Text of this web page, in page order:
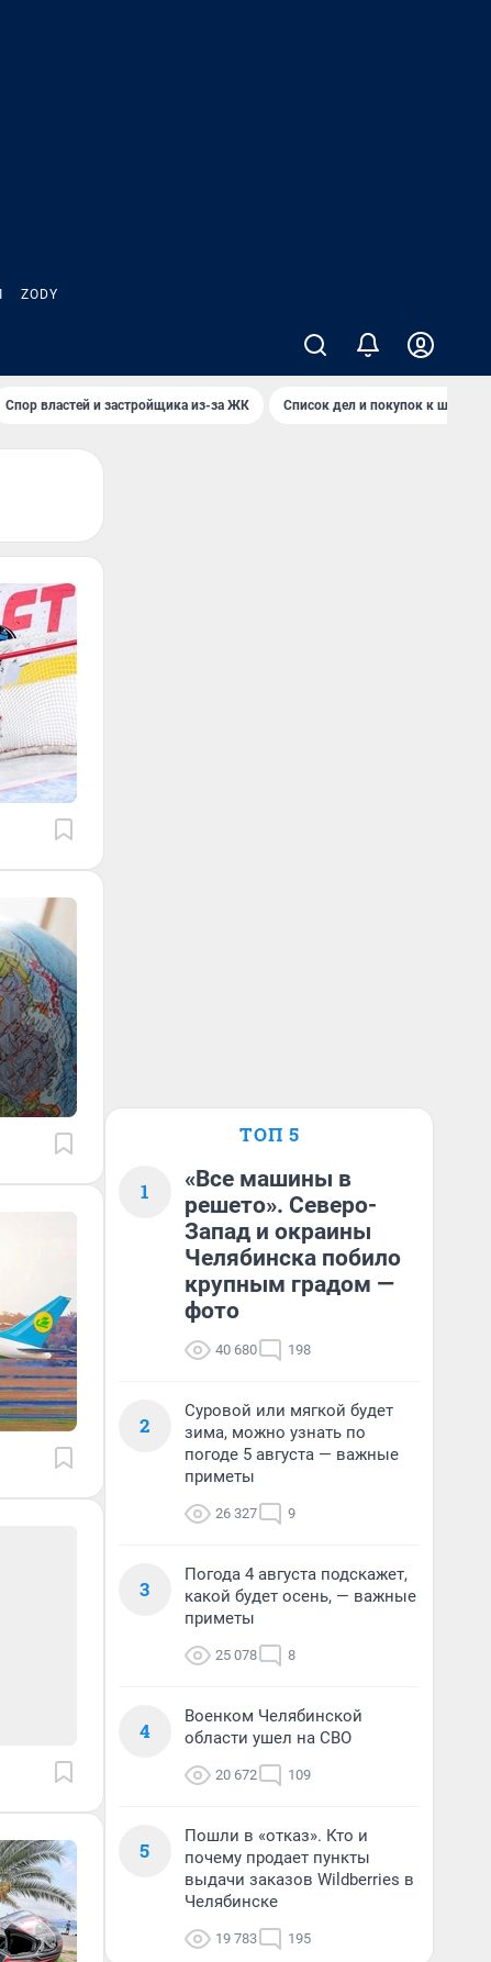
ZODY
Спор властей и застройщика из-за ЖК Список дел и покупок к школе
ТОП 5
1
«Все машины в
решето». Северо-
Запад и окраины
Челябинска побило
крупным градом —
фото
40 680 198
2
Суровой или мягкой будет
зима, можно узнать по
погоде 5 августа — важные
приметы
26 327 9
3
Погода 4 августа подскажет,
какой будет осень, — важные
приметы
25 078 8
4
Военком Челябинской
области ушел на СВО
20 672 109
5
Пошли в «отказ». Кто и
почему продает пункты
выдачи заказов Wildberries в
Челябинске
19 783 195